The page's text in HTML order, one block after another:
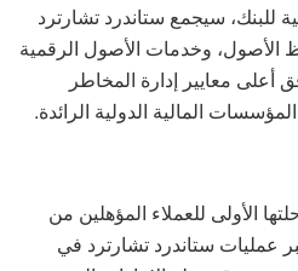
سيجمع ستاندرد تشارترد
الأصول، وخدمات الأصول الرقمية
معايير إدارة المخاطر
المالية الدولية الرائدة.
الأولى للعملاء المؤهلين من
ستاندرد تشارترد في